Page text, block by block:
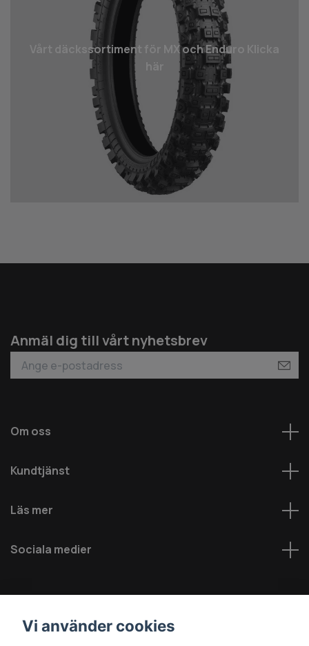
Vårt däcks­sortiment för MX och Enduro Klicka
Anmäl dig till vårt nyhetsbrev
Om oss
Kundtjänst
Läs mer
Sociala medier
Vi använder cookies